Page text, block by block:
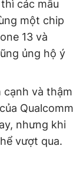
các mẫu
một chip
13 và
ủng hộ ý
cạnh và thậm
Qualcomm
nhưng khi
vượt qua.